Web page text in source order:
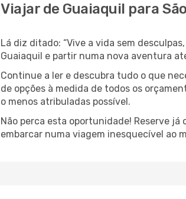
Viajar de Guaiaquil para
Lá diz ditado: “Vive a vida sem
Guaiaquil e partir numa nova aventura
Continue a ler e descubra tudo o que
de opções à medida de todos os
o menos atribuladas possível.
Não perca esta oportunidade! Reserve já
embarcar numa viagem inesquecível ao